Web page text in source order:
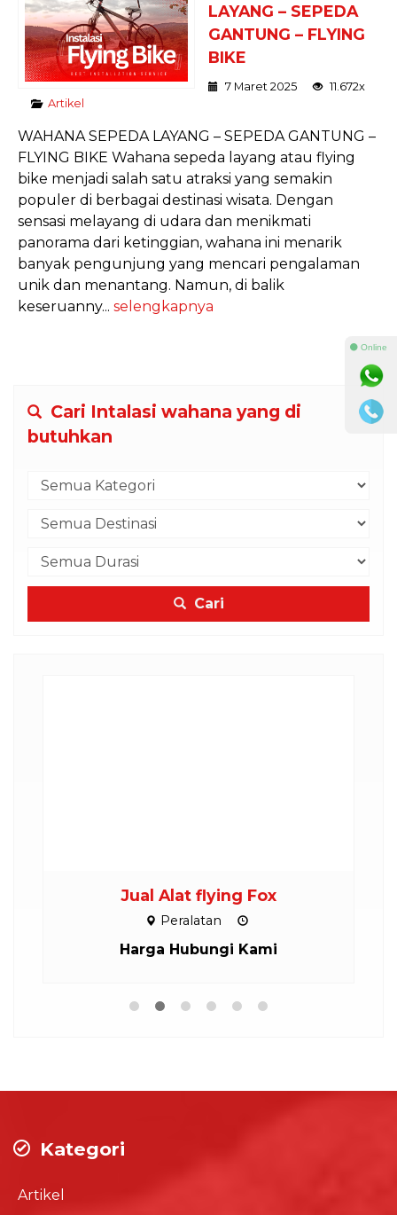
LAYANG – SEPEDA
GANTUNG – FLYING
BIKE
7 Maret 2025
11.672x
Artikel
WAHANA SEPEDA LAYANG – SEPEDA GANTUNG –
FLYING BIKE Wahana sepeda layang atau flying
bike menjadi salah satu atraksi yang semakin
populer di berbagai destinasi wisata. Dengan
sensasi melayang di udara dan menikmati
panorama dari ketinggian, wahana ini menarik
banyak pengunjung yang mencari pengalaman
unik dan menantang. Namun, di balik
keseruanny... selengkapnya
Cari Intalasi wahana yang di
butuhkan
Cari
Jual Alat flying Fox
Peralatan
Harga Hubungi Kami
Kategori
Artikel
⚫ Online